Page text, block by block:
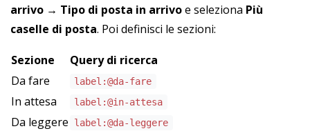
arrivo → Tipo di posta in arrivoe seleziona Più
caselle di posta. Poi definisci le sezioni:
Sezione
Query di ricerca
Da fare
label:@da-fare
In attesa label:@in-attesa
Da leggere label:@da-leggere